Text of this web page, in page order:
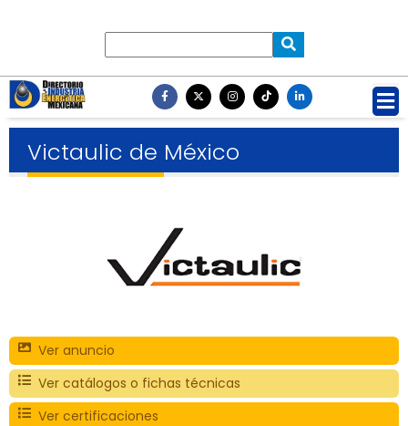
Victaulic de México
Ver anuncio
Ver catálogos o fichas técnicas
Ver certificaciones